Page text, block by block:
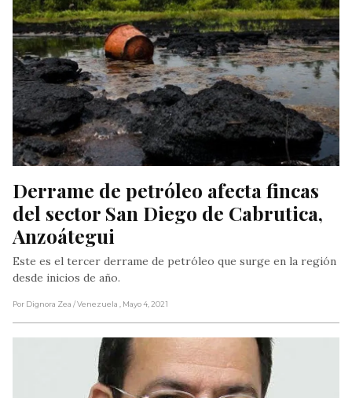
Derrame de petróleo afecta fincas
del sector San Diego de Cabrutica,
Anzoátegui
Este es el tercer derrame de petróleo que surge en la región
desde inicios de año.
Por Dignora Zea / Venezuela , Mayo 4, 2021